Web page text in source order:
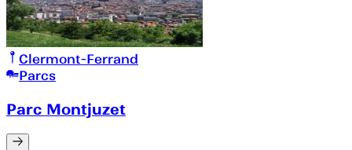
Clermont-Ferrand
Parcs
Parc Montjuzet